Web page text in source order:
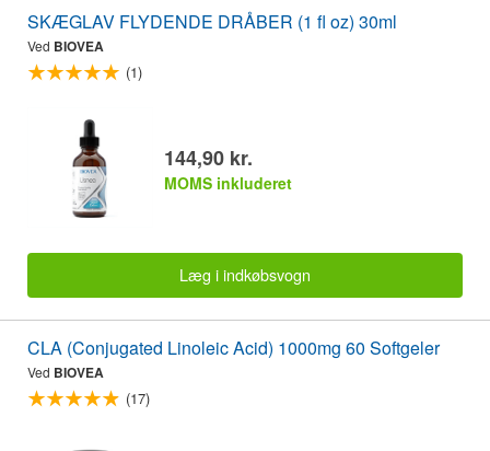
SKÆGLAV FLYDENDE DRÅBER (1 fl oz) 30ml
Ved BIOVEA
(1)
144,90 kr.
MOMS inkluderet
Læg i indkøbsvogn
CLA (Conjugated Linoleic Acid) 1000mg 60 Softgeler
Ved BIOVEA
(17)